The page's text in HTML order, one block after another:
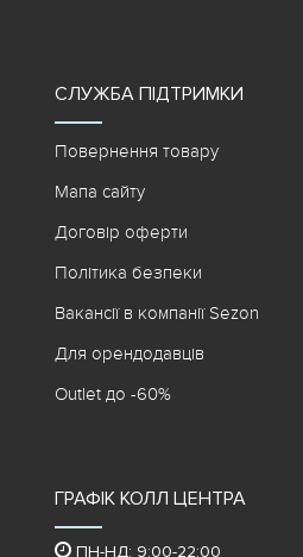
СЛУЖБА ПІДТРИМКИ
Повернення товару
Мапа сайту
Договір оферти
Політика безпеки
Вакансії в компанії Sezon
Для орендодавців
Outlet до -60%
ГРАФІК КОЛЛ ЦЕНТРА
ПН-НД: 9:00-22:00